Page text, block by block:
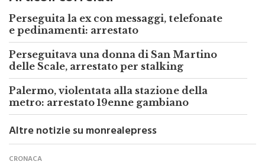
Articoli correlati
Perseguita la ex con messaggi, telefonate
e pedinamenti: arrestato
Perseguitava una donna di San Martino
delle Scale, arrestato per stalking
Palermo, violentata alla stazione della
metro: arrestato 19enne gambiano
Altre notizie su monrealepress